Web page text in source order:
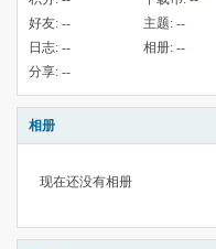
好友: -- 主题: --
日志: -- 相册: --
分享: --
相册
现在还没有相册